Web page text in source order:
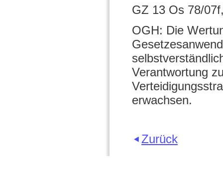
GZ 13 Os 78/
OGH: Die
Verantwortung
erwachsen.
Zurück